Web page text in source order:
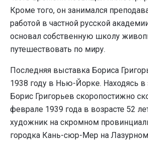
Кроме того, он занимался
работой в частной русской
основал собственную школу
путешествовать по миру.
Последняя выставка Бориса
1938 году в Нью-Йорке. Находясь в
Борис Григорьев скоропостижно
феврале 1939 года в возрасте 52
художник на скромном
городка Кань-сюр-Мер на